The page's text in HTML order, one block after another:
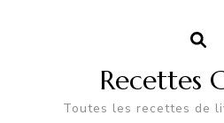
Recettes
Toutes les recettes de